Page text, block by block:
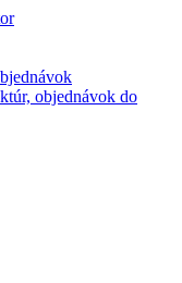
objednávok do